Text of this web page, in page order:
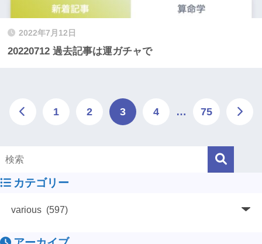
2022年7月12日
20220712 過去記事は運ガチャで
1 2 3 4 … 75
カテゴリー